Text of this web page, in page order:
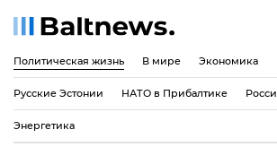
Политическая жизнь В мире Экономика
Русские Эстонии НАТО в Прибалтике
Энергетика